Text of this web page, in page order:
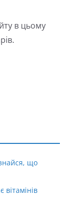
в цьому
що